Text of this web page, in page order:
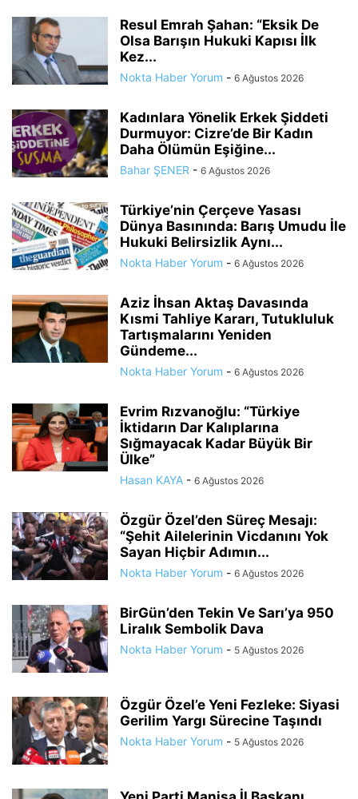
Resul Emrah Şahan: “Eksik De
Olsa Barışın Hukuki Kapısı İlk
Kez...
Nokta Haber Yorum - 6 Ağustos 2026
Kadınlara Yönelik Erkek Şiddeti
Durmuyor: Cizre’de Bir Kadın
Daha Ölümün Eşiğine...
Bahar ŞENER - 6 Ağustos 2026
Türkiye’nin Çerçeve Yasası
Dünya Basınında: Barış Umudu İle
Hukuki Belirsizlik Aynı...
Nokta Haber Yorum - 6 Ağustos 2026
Aziz İhsan Aktaş Davasında
Kısmi Tahliye Kararı, Tutukluluk
Tartışmalarını Yeniden
Gündeme...
Nokta Haber Yorum - 6 Ağustos 2026
Evrim Rızvanoğlu: “Türkiye
İktidarın Dar Kalıplarına
Sığmayacak Kadar Büyük Bir
Ülke”
Hasan KAYA - 6 Ağustos 2026
Özgür Özel’den Süreç Mesajı:
“Şehit Ailelerinin Vicdanını Yok
Sayan Hiçbir Adımın...
Nokta Haber Yorum - 6 Ağustos 2026
BirGün’den Tekin Ve Sarı’ya 950
Liralık Sembolik Dava
Nokta Haber Yorum - 5 Ağustos 2026
Özgür Özel’e Yeni Fezleke: Siyasi
Gerilim Yargı Sürecine Taşındı
Nokta Haber Yorum - 5 Ağustos 2026